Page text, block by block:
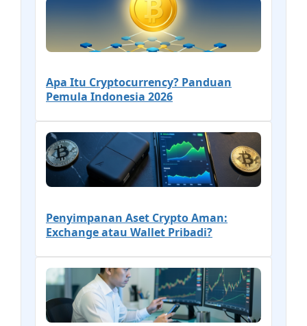
Apa Itu Cryptocurrency? Panduan
Pemula Indonesia 2026
Penyimpanan Aset Crypto Aman:
Exchange atau Wallet Pribadi?